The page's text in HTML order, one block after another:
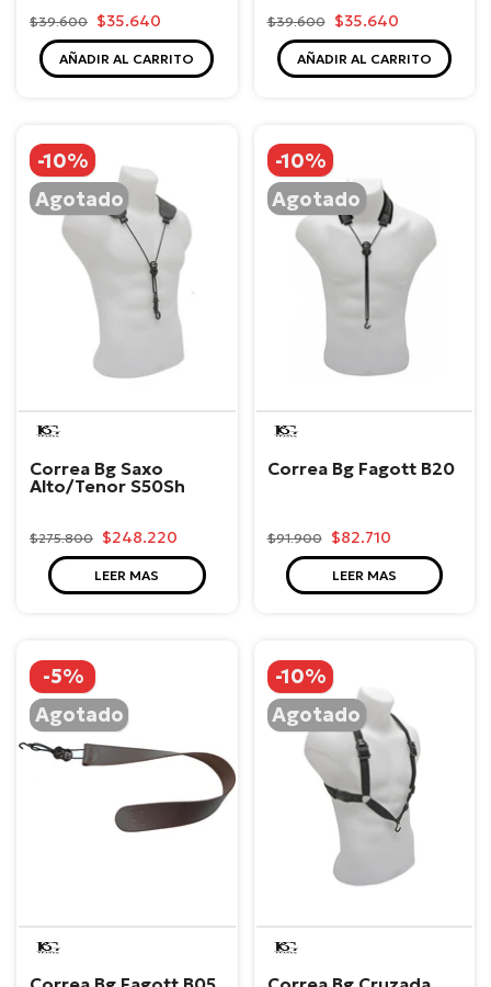
$39.600 $35.640
AÑADIR AL CARRITO
$39.600 $35.640
AÑADIR AL CARRITO
-10%
Agotado
Correa Bg Saxo
Alto/Tenor S50Sh
$275.800 $248.220
LEER MAS
-10%
Agotado
Correa Bg Fagott B20
$91.900 $82.710
LEER MAS
-5%
Agotado
-10%
Agotado